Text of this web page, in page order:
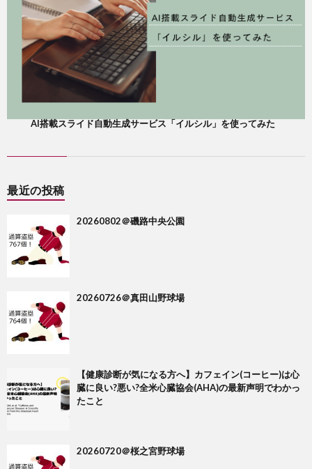
AI搭載スライド自動生成サービス「イルシル」を使ってみた
最近の投稿
20260802＠磯路中央公園
20260726＠真田山野球場
【健康診断が気になる方へ】カフェイン(コーヒー)は心
臓に良い?悪い?全米心臓協会(AHA)の最新声明でわかっ
たこと
20260720＠桜之宮野球場